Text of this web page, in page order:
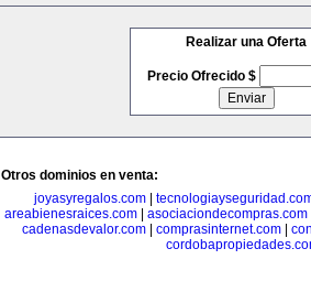
Realizar una Oferta
Precio Ofrecido $
Otros dominios en venta:
joyasyregalos.com
areabienesraices.com| asociaciondecompras.com
cadenasdevalor.com
comprasinternet.com